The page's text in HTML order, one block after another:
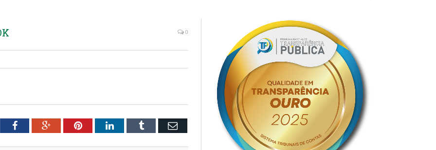
0
FacebookGoogle+PinterestLinkedInTumblr Email